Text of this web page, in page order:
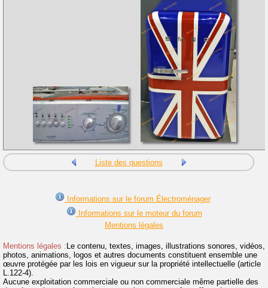
Liste des questions
Informations sur le forum Électroménager
Informations sur le moteur du forum
Mentions légales
Mentions légales : Le contenu, textes, images, illustrations sonores, vidéos,
photos, animations, logos et autres documents constituent ensemble une
œuvre protégée par les lois en vigueur sur la propriété intellectuelle (article
L.122-4).
Aucune exploitation commerciale ou non commerciale même partielle des